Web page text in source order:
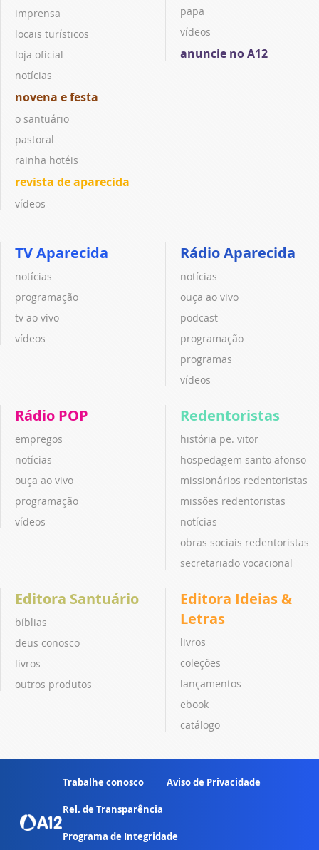
imprensa
locais turísticos
loja oficial
notícias
novena e festa
o santuário
pastoral
rainha hotéis
revista de aparecida
vídeos
papa
vídeos
anuncie no A12
TV Aparecida
notícias
programação
tv ao vivo
vídeos
Rádio Aparecida
notícias
ouça ao vivo
podcast
programação
programas
vídeos
Rádio POP
empregos
notícias
ouça ao vivo
programação
vídeos
Redentoristas
história pe. vitor
hospedagem santo afonso
missionários redentoristas
missões redentoristas
notícias
obras sociais redentoristas
secretariado vocacional
Editora Santuário
bíblias
deus conosco
livros
outros produtos
Editora Ideias &
Letras
livros
coleções
lançamentos
ebook
catálogo
Trabalhe conosco Aviso de Privacidade
Rel. de Transparência
Programa de Integridade